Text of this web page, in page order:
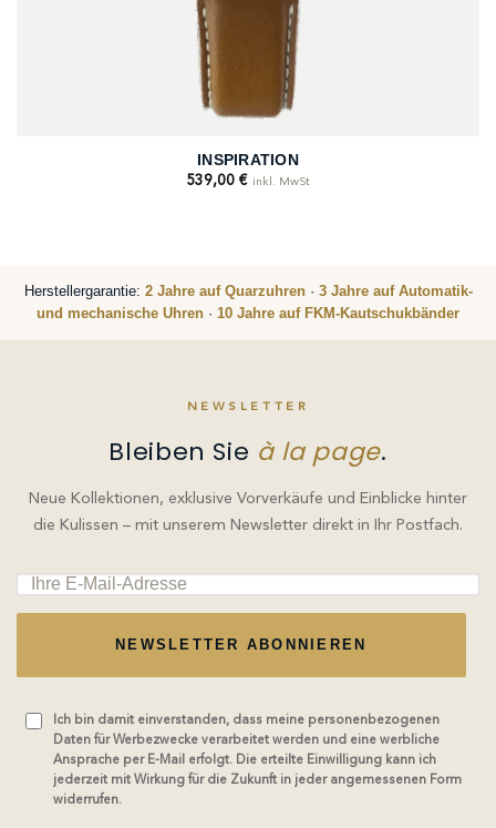
INSPIRATION
539,00 € inkl. MwSt
Herstellergarantie: 2 Jahre auf Quarzuhren· 3 Jahre auf Automatik-
und mechanische Uhren · 10 Jahre auf FKM-Kautschukbänder
NEWSLETTER
Bleiben Sie à la page.
Neue Kollektionen, exklusive Vorverkäufe und Einblicke hinter
die Kulissen – mit unserem Newsletter direkt in Ihr Postfach.
NEWSLETTER ABONNIEREN
Ich bin damit einverstanden, dass meine personenbezogenen
Daten für Werbezwecke verarbeitet werden und eine werbliche
Ansprache per E-Mail erfolgt. Die erteilte Einwilligung kann ich
jederzeit mit Wirkung für die Zukunft in jeder angemessenen Form
widerrufen.